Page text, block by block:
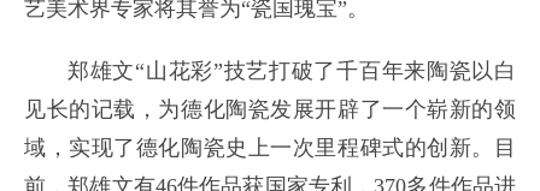
艺美术界专家将其誉为“瓷国瑰宝”。
郑雄文“山花彩”技艺打破了千百年来陶瓷以白
见长的记载，为德化陶瓷发展开辟了一个崭新的领
域，实现了德化陶瓷史上一次里程碑式的创新。目